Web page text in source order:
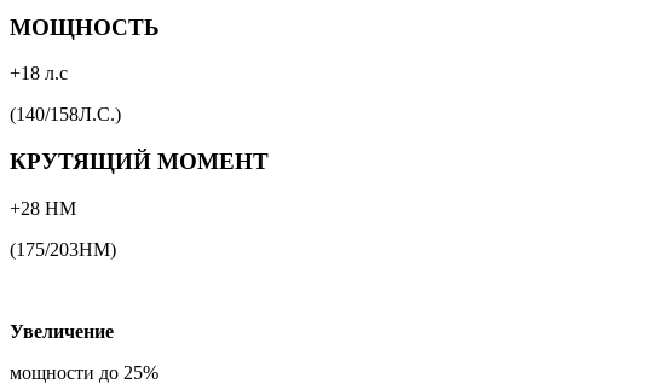
МОЩНОСТЬ
+18 л.с
(140/158Л.С.)
КРУТЯЩИЙ МОМЕНТ
+28 НМ
(175/203НМ)
Увеличение
мощности до 25%